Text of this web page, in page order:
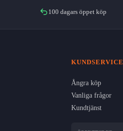
100 dagars öppet köp
KUNDSERVICE
Ångra köp
Vanliga frågor
Kundtjänst